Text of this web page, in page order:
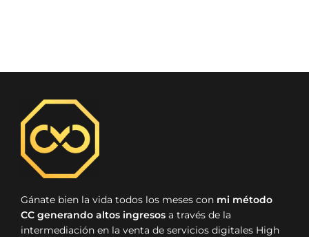
Gánate bien la vida todos los meses con mi método
CC generando altos ingresos a través de la
intermediación en la venta de servicios digitales High